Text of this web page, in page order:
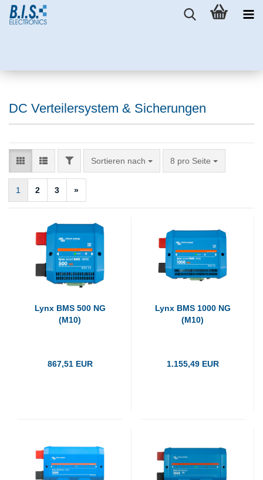
DC Verteilersystem & Sicherungen
FILTERSortieren nach
Sortieren nach 8 pro Seite
pro Seite
1 2 3 »
Lynx BMS 500 NG
(M10)
867,51 EUR
Lynx BMS 1000 NG
(M10)
1.155,49 EUR